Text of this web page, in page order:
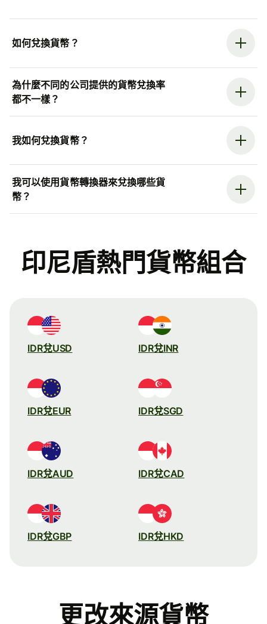
如何兌換貨幣？
為什麼不同的公司提供的貨幣兌換率
都不一樣？
我如何兌換貨幣？
我可以使用貨幣轉換器來兌換哪些貨
幣？
印尼盾熱門貨幣組合
IDR兌USD IDR兌INR
IDR兌EUR IDR兌SGD
IDR兌AUD IDR兌CAD
IDR兌GBP IDR兌HKD
更改來源貨幣